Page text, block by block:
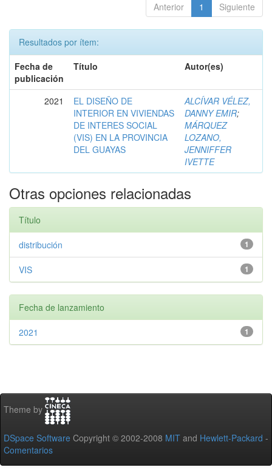
Anterior 1 Siguiente
Resultados por ítem:
Fecha de
publicación
Título Autor(es)
2021
EL DISEÑO DE
INTERIOR EN VIVIENDAS
DE INTERES SOCIAL
(VIS) EN LA PROVINCIA
DEL GUAYAS
ALCÍVAR VÉLEZ,
DANNY EMIR;
MÁRQUEZ
LOZANO,
JENNIFFER
IVETTE
Otras opciones relacionadas
Título
1
distribución
1
VIS
Fecha de lanzamiento
1
2021
Theme by
DSpace Software Copyright © 2002-2008 MIT and Hewlett-Packard -
Comentarios